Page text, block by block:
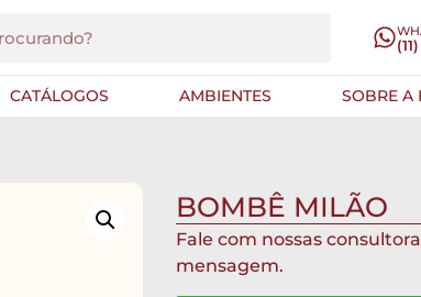
CATÁLOGOS AMBIENTES SOBRE A
BOMBÊ MILÃO
Fale com nossas
mensagem.